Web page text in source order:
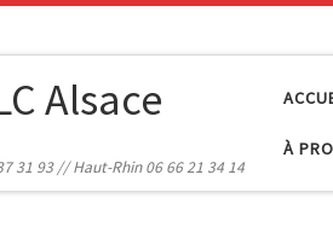
Alsace
31 93 // Haut-Rhin 06 66 21 34 14
À